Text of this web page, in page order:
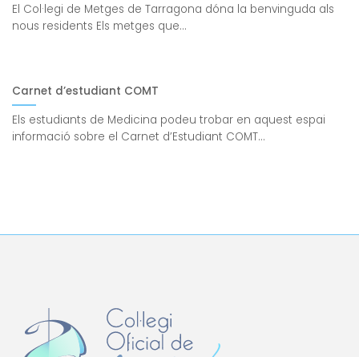
El Col·legi de Metges de Tarragona dóna la benvinguda als
nous residents Els metges que...
Carnet d’estudiant COMT
Els estudiants de Medicina podeu trobar en aquest espai
informació sobre el Carnet d’Estudiant COMT...